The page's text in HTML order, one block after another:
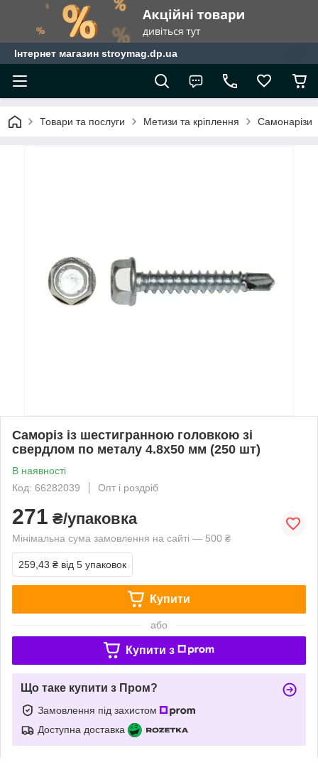
Інтернет магазин stroymag.dp.ua
Товари та послуги Метизи та кріплення Самонарізи
Саморіз із шестигранною головкою зі
свердлом по металу 4.8x50 мм (250 шт)
В наявності
Код: 66282039
Опт і роздріб
271 ₴/упаковка
Мінімальна сума замовлення на сайті — 500 ₴
259,43 ₴ від 5 упаковок
Купити
або
Купити з
Що таке купити з Пром?
Замовлення під захистом
Доступна доставка